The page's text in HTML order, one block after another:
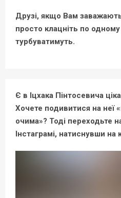
Друзі, якщо Вам
просто клацніть по одному
турбуватимуть.
Є в Іцхака Пінтосевича
Хочете подивитися на неї
очима»? Тоді переходьте
Інстаграмі, натиснувши на